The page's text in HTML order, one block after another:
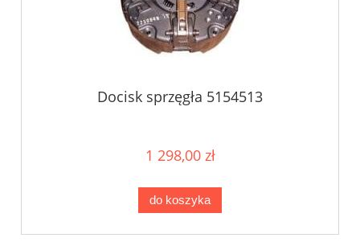
Docisk sprzęgła 5154513
1 298,00 zł
do koszyka